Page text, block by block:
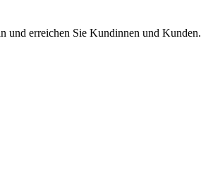
und erreichen Sie Kundinnen und Kunden.